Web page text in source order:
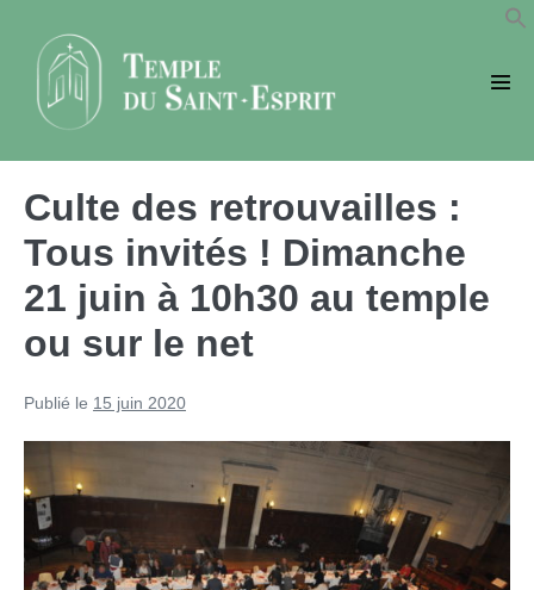
contenu
Culte des retrouvailles :
Tous invités ! Dimanche
21 juin à 10h30 au temple
ou sur le net
Publié le 15 juin 2020